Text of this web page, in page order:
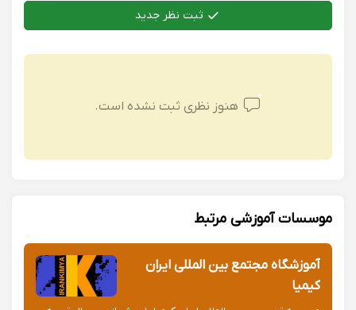
ثبت نظر جدید
هنوز نظری ثبت نشده است.
موسسات آموزشی مرتبط
آموزشگاه مجتمع بین المللی ایران
کیمیا